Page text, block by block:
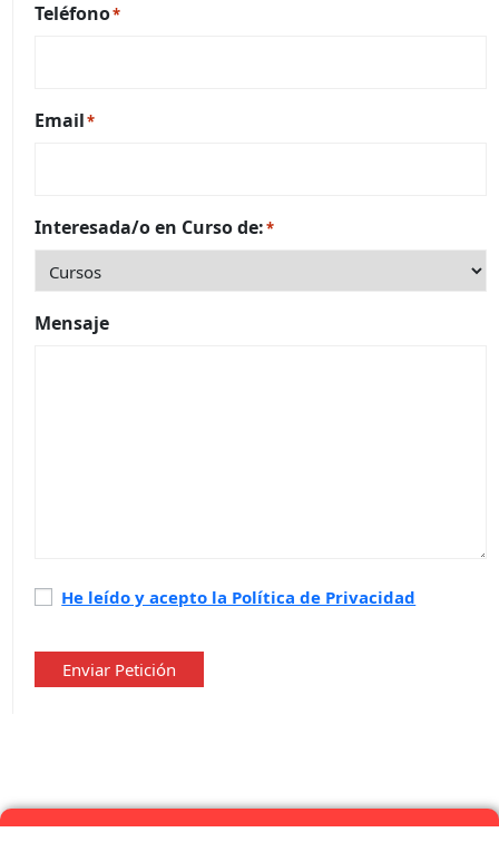
Teléfono*
Email*
Interesada/o en Curso de:*
Mensaje
Política
privacidad*
He leído y acepto la Política de Privacidad
Enviar Petición